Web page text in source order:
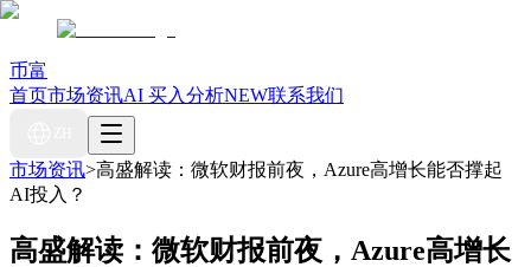
币富
首页市场资讯AI 买入分析NEW联系我们
市场资讯>高盛解读：微软财报前夜，Azure高增长能否撑起
AI投入？
高盛解读：微软财报前夜，Azure高增长